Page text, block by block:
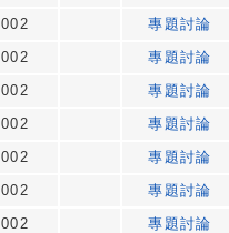
專題討論
專題討論
專題討論
專題討論
專題討論
專題討論
專題討論